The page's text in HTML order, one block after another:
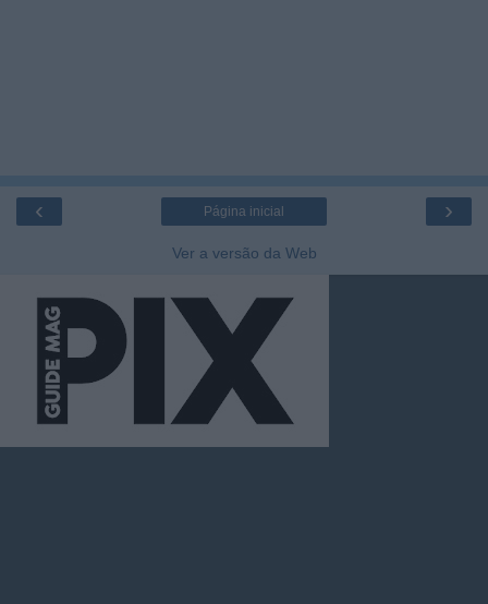
‹ ›
Página inicial
Ver a versão da Web